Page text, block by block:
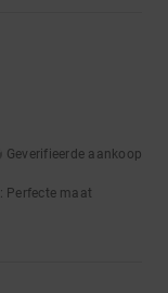
Geverifieerde aankoop
: Perfecte maat